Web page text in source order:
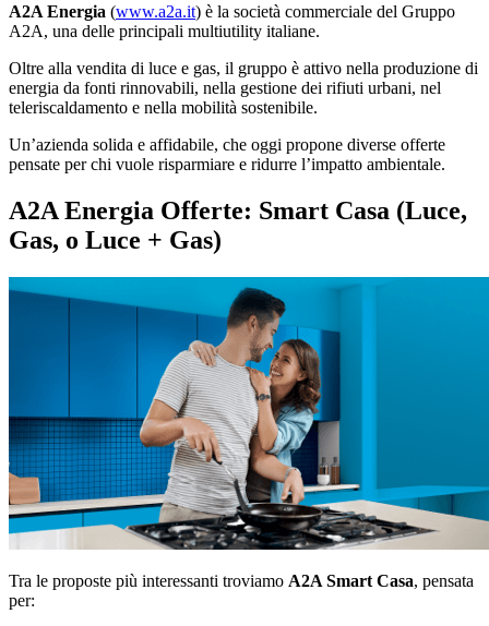
A2A Energia (www.a2a.it) è la società commerciale del Gruppo
A2A, una delle principali multiutility italiane.
Oltre alla vendita di luce e gas, il gruppo è attivo nella produzione di
energia da fonti rinnovabili, nella gestione dei rifiuti urbani, nel
teleriscaldamento e nella mobilità sostenibile.
Un’azienda solida e affidabile, che oggi propone diverse offerte
pensate per chi vuole risparmiare e ridurre l’impatto ambientale.
A2A Energia Offerte: Smart Casa (Luce,
Gas, o Luce + Gas)
Tra le proposte più interessanti troviamo A2A Smart Casa, pensata
per: